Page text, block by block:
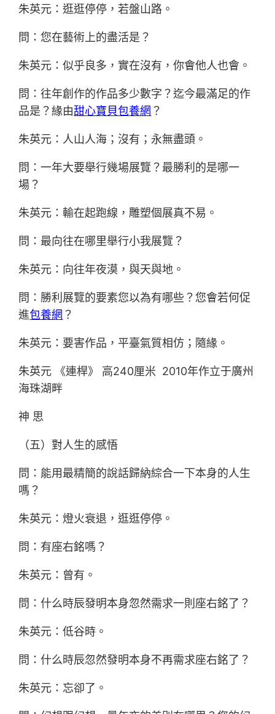
朱英元：逛逛停停，若盤山路。
問：您在藝術上的盡活是？
朱英元：似乎良多，實在沒有，你會他人也會。
問：往年創作的作品多少數字？迄今最滿足的作
品是？緣由甜心寶貝包養網 ？
朱英元：人山人海；沒有；永無盡頭。
問：一年大要舉行幾場展覽？最勝利的是哪一
場？
朱英元：輸在起跑線，雕塑個展真不易。
問：最向往在哪里舉行小我展覽？
朱英元：向往年夜漠，與天與地。
問：勝利展覽的要素您以為有哪些？您會若何促
進包養網 ？
朱英元：要害作品，平臺氣質相仿；隨緣。
朱英元 《連桿》 高240厘米 2010年作立于廣州
海珠湖畔
神 思
（五）對人生的感悟
問：能用最精簡的說話歸納綜合一下本身的人生
嗎？
朱英元：燈火衰退，逛逛停停。
問：有座右銘嗎？
朱英元：曾有。
問：什么時辰發明本身忽然需求一則座右銘了？
朱英元：低谷時。
問：什么時辰忽然發明本身不再需求座右銘了？
朱英元：忘卻了。